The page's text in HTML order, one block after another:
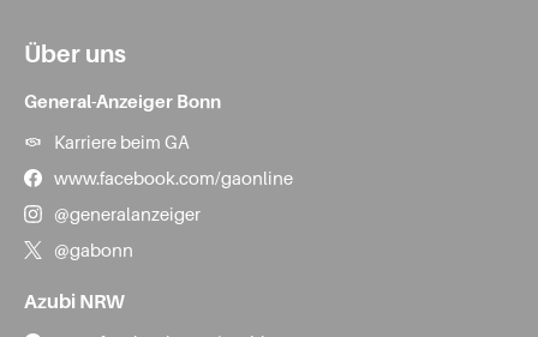
Über uns
General-Anzeiger Bonn
Karriere beim GA
www.facebook.com/gaonline
@generalanzeiger
@gabonn
Azubi NRW